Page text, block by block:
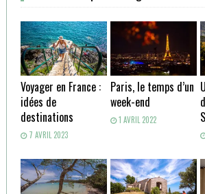
Voyager en France :
idées de
destinations
7 AVRIL 2023
Paris, le temps d’un
week-end
1 AVRIL 2022